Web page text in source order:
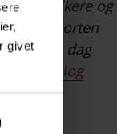
givet
og
Morten
er i dag
Psykolog